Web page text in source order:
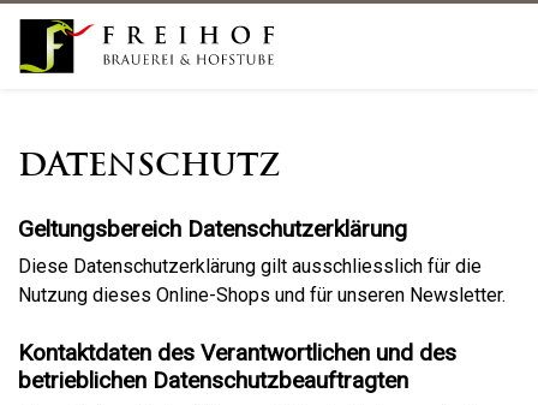
Datenschutz
Geltungsbereich Datenschutzerklärung
Diese Datenschutzerklärung gilt ausschliesslich für die
Nutzung dieses Online-Shops und für unseren Newsletter.
Kontaktdaten des Verantwortlichen und des
betrieblichen Datenschutzbeauftragten